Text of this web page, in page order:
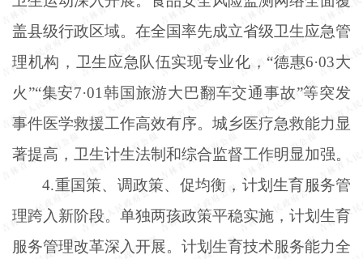
盖县级行政区域。在全国率先成立省级卫生应急管
理机构，卫生应急队伍实现专业化，“德惠6·03大
火”“集安7·01韩国旅游大巴翻车交通事故”等突发
事件医学救援工作高效有序。城乡医疗急救能力显
著提高，卫生计生法制和综合监督工作明显加强。
4.重国策、调政策、促均衡，计划生育服务管
理跨入新阶段。单独两孩政策平稳实施，计划生育
服务管理改革深入开展。计划生育技术服务能力全